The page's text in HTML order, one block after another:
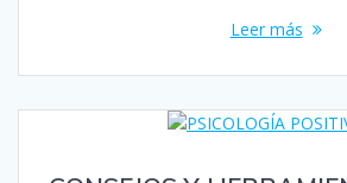
Leer más